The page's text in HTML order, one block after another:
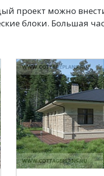
проект можно
блоки. Большая